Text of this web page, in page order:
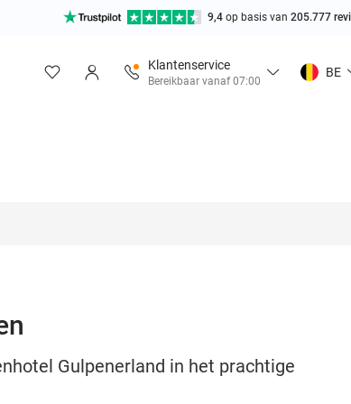
9,4 op basis van 205.777
Klantenservice
Bereikbaar vanaf 07:00
BE
Gulpenerland in het prachtige